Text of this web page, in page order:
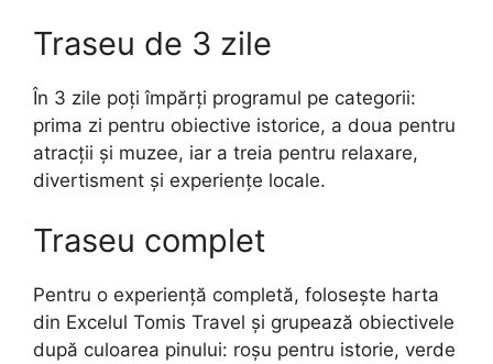
Traseu de 3 zile
În 3 zile poți împărți programul pe categorii:
prima zi pentru obiective istorice, a doua pentru
atracții și muzee, iar a treia pentru relaxare,
divertisment și experiențe locale.
Traseu complet
Pentru o experiență completă, folosește harta
din Excelul Tomis Travel și grupează obiectivele
după culoarea pinului: roșu pentru istorie, verde